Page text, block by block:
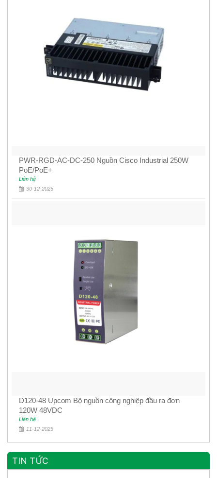
PWR-RGD-AC-DC-250 Nguồn Cisco Industrial 250W
PoE/PoE+
Liên hệ
30-12-2025
D120-48 Upcom Bộ nguồn công nghiệp đầu ra đơn
120W 48VDC
Liên hệ
11-12-2025
TIN TỨC